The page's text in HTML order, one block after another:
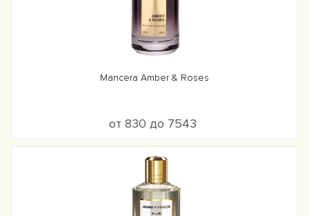
Mancera Amber & Roses
от 830 до 7543